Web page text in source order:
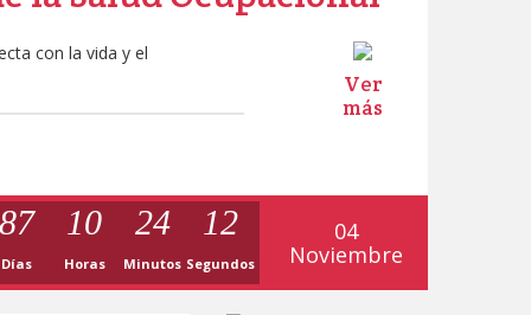
con la vida y el
Ver
más
87
Días
10
Horas
24
Minutos
11
Segundos
04
Noviembre